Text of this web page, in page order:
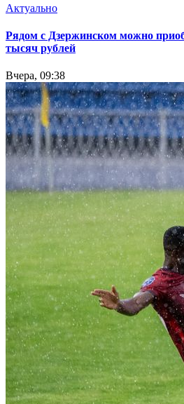
Актуально
Рядом с Дзержинском можно
тысяч рублей
Вчера, 09:38